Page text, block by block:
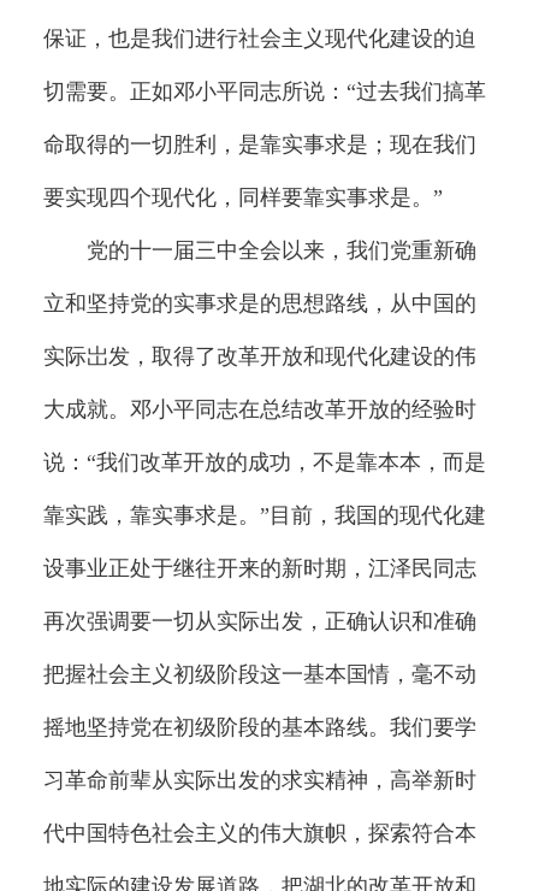
保证，也是我们进行社会主义现代化建设的迫
切需要。正如邓小平同志所说：“过去我们搞革
命取得的一切胜利，是靠实事求是；现在我们
要实现四个现代化，同样要靠实事求是。”
党的十一届三中全会以来，我们党重新确
立和坚持党的实事求是的思想路线，从中国的
实际岀发，取得了改革开放和现代化建设的伟
大成就。邓小平同志在总结改革开放的经验时
说：“我们改革开放的成功，不是靠本本，而是
靠实践，靠实事求是。”目前，我国的现代化建
设事业正处于继往开来的新时期，江泽民同志
再次强调要一切从实际出发，正确认识和准确
把握社会主义初级阶段这一基本国情，毫不动
摇地坚持党在初级阶段的基本路线。我们要学
习革命前辈从实际出发的求实精神，高举新时
代中国特色社会主义的伟大旗帜，探索符合本